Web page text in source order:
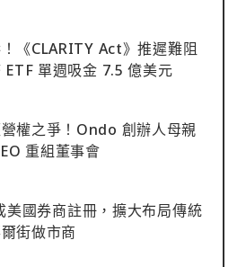
《CLARITY Act》推遲難阻
單週吸金 7.5 億美元
權之爭！Ondo 創辦人母親
重組董事會
國券商註冊，擴大布局傳統
街做市商